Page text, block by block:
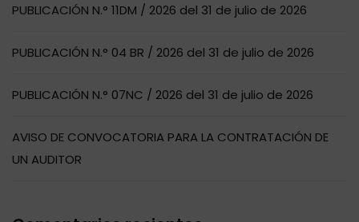
PUBLICACIÓN N.° 11DM / 2026 del 31 de julio de 2026
PUBLICACIÓN N.° 04 BR / 2026 del 31 de julio de 2026
PUBLICACIÓN N.° 07NC / 2026 del 31 de julio de 2026
AVISO DE CONVOCATORIA PARA LA CONTRATACIÓN DE
UN AUDITOR